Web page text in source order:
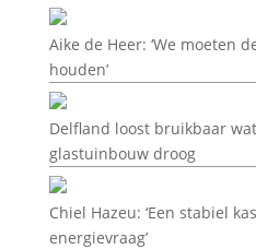
Aike de Heer: ‘We moeten
houden’
Delfland loost bruikbaar
glastuinbouw droog
Chiel Hazeu: ‘Een stabiel
energievraag’